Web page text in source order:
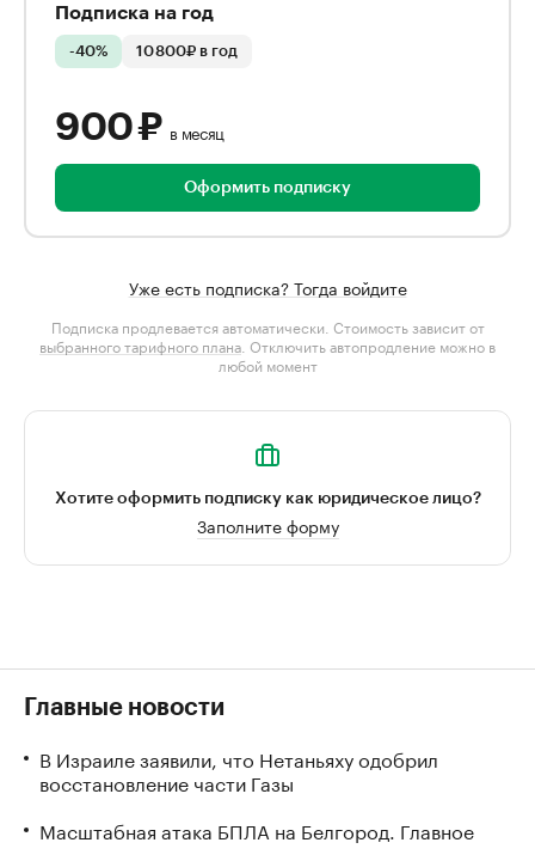
Подписка на год
-40% 10 800₽ в год
900 ₽ в месяц
Оформить подписку
Уже есть подписка? Тогда войдите
Подписка продлевается автоматически. Стоимость зависит от
выбранного тарифного плана . Отключить автопродление можно в
любой момент
Хотите оформить подписку как юридическое лицо?
Заполните форму
Главные новости
В Израиле заявили, что Нетаньяху одобрил
восстановление части Газы
Масштабная атака БПЛА на Белгород. Главное